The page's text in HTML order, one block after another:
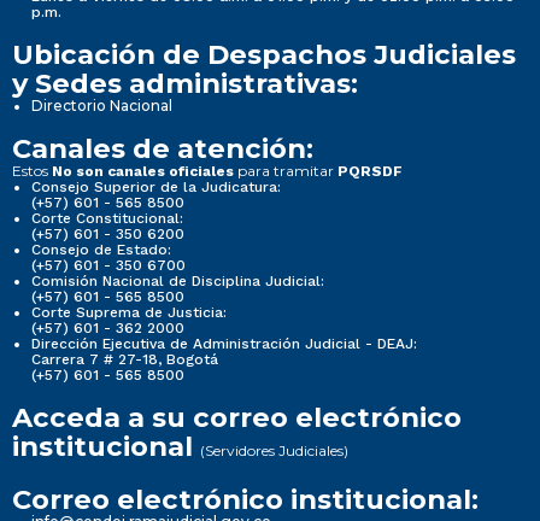
p.m.
Ubicación de Despachos Judiciales
y Sedes administrativas:
Directorio Nacional
Canales de atención:
Estos No son canales oficiales para tramitar PQRSDF
Consejo Superior de la Judicatura:
(+57) 601 - 565 8500
Corte Constitucional:
(+57) 601 - 350 6200
Consejo de Estado:
(+57) 601 - 350 6700
Comisión Nacional de Disciplina Judicial:
(+57) 601 - 565 8500
Corte Suprema de Justicia:
(+57) 601 - 362 2000
Dirección Ejecutiva de Administración Judicial - DEAJ:
Carrera 7 # 27-18, Bogotá
(+57) 601 - 565 8500
Acceda a su correo electrónico
institucional (Servidores Judiciales)
Correo electrónico institucional: